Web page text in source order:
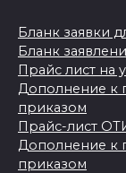
Бланк заявки
Бланк
Прайс лист на
Дополнение к
приказом
Прайс-лист
Дополнение к
приказом